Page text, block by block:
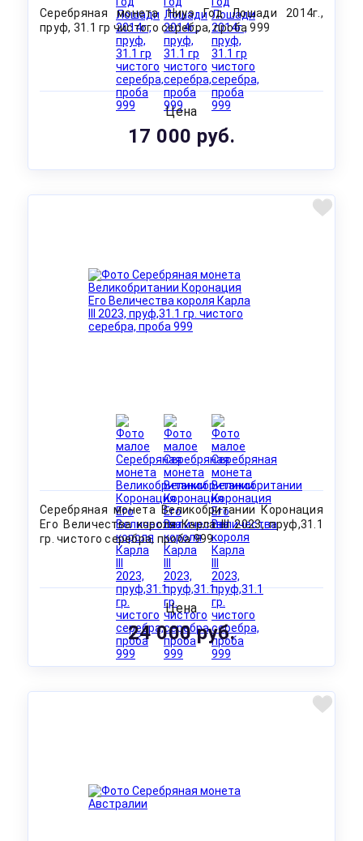
Серебряная монета Ниуэ Год Лошади 2014г.,
пруф, 31.1 гр чистого серебра, проба 999
Цена
17 000 руб.
Серебряная монета Великобритании Коронация
Его Величества короля Карла III 2023, пруф,31.1
гр. чистого серебра, проба 999
Цена
24 000 руб.